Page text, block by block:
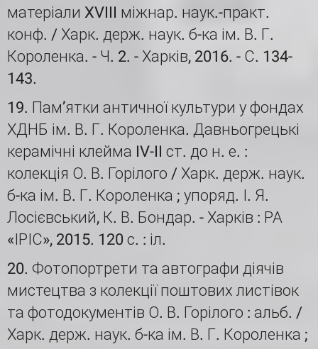
матеріали XVIII міжнар. наук.-практ.
конф. / Харк. держ. наук. б-ка ім. В. Г.
Короленка. - Ч. 2. - Харків, 2016. - С. 134-
143.
19. Пам’ятки античної культури у фондах
ХДНБ ім. В. Г. Короленка. Давньогрецькі
керамічні клейма IV-II ст. до н. е. :
колекція О. В. Горілого / Харк. держ. наук.
б-ка ім. В. Г. Короленка ; упоряд. І. Я.
Лосієвський, К. В. Бондар. - Харків : РА
«ІРІС», 2015. 120 с. : іл.
20. Фотопортрети та автографи діячів
мистецтва з колекції поштових листівок
та фотодокументів О. В. Горілого : альб. /
Харк. держ. наук. б-ка ім. В. Г. Короленка ;